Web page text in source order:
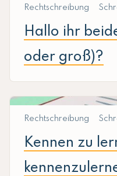
Rechtschreibung
Hallo ihr
oder groß)?
Rechtschreibung
Kennen zu